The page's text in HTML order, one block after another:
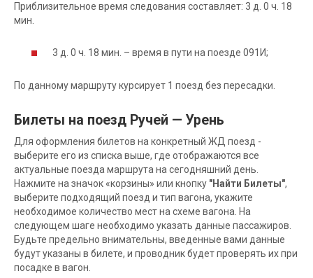
Приблизительное время следования составляет: 3 д. 0 ч. 18
мин.
3 д. 0 ч. 18 мин. – время в пути на поезде 091И;
По данному маршруту курсирует 1 поезд без пересадки.
Билеты на поезд Ручей — Урень
Для оформления билетов на конкретный ЖД поезд -
выберите его из списка выше, где отображаются все
актуальные поезда маршрута на сегодняшний день.
Нажмите на значок «корзины» или кнопку "Найти Билеты",
выберите подходящий поезд и тип вагона, укажите
необходимое количество мест на схеме вагона. На
следующем шаге необходимо указать данные пассажиров.
Будьте предельно внимательны, введенные вами данные
будут указаны в билете, и проводник будет проверять их при
посадке в вагон.